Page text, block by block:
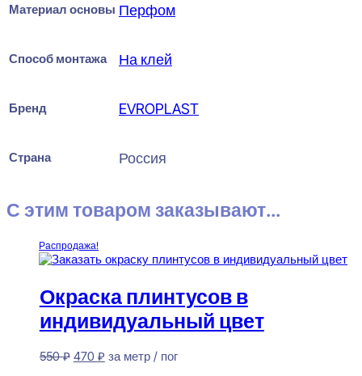
Материал основы Перфом
Способ монтажа На клей
Бренд EVROPLAST
Страна Россия
С этим товаром заказывают...
Распродажа!
Окраска плинтусов в
индивидуальный цвет
550₽ Первоначальная
470 ₽Текущая
за метр / пог